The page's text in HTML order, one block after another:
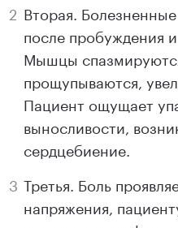
Вторая.
после пробуждения
Мышцы
прощупываются,
Пациент ощущает
выносливости,
сердцебиение.
Третья. Боль
напряжения,